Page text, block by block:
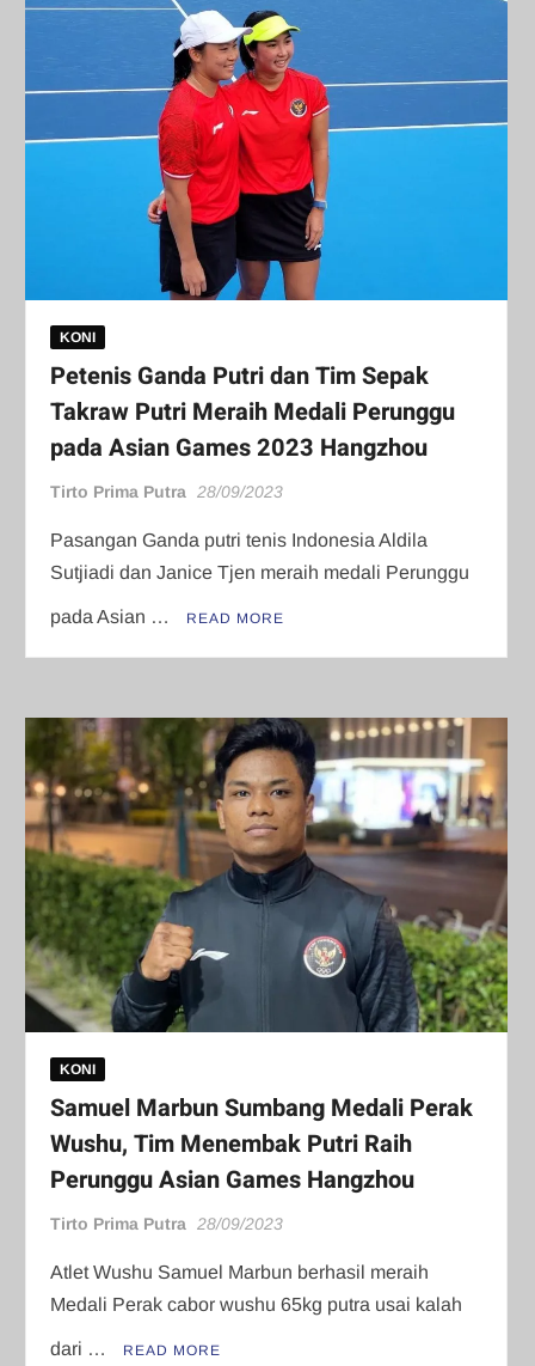
KONI
Petenis Ganda Putri dan Tim Sepak
Takraw Putri Meraih Medali Perunggu
pada Asian Games 2023 Hangzhou
Tirto Prima Putra 28/09/2023
Pasangan Ganda putri tenis Indonesia Aldila
Sutjiadi dan Janice Tjen meraih medali Perunggu
pada Asian … READ MORE
KONI
Samuel Marbun Sumbang Medali Perak
Wushu, Tim Menembak Putri Raih
Perunggu Asian Games Hangzhou
Tirto Prima Putra 28/09/2023
Atlet Wushu Samuel Marbun berhasil meraih
Medali Perak cabor wushu 65kg putra usai kalah
dari … READ MORE